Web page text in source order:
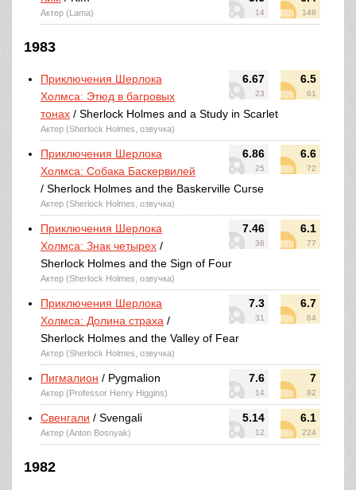
14 148
Актер (Lama)
1983
6.67
23
6.5
61
Приключения Шерлока
Холмса: Этюд в багровых
тонах / Sherlock Holmes and a Study in Scarlet
Актер (Sherlock Holmes, озвучка)
6.86
25
6.6
72
Приключения Шерлока
Холмса: Собака Баскервилей
/ Sherlock Holmes and the Baskerville Curse
Актер (Sherlock Holmes, озвучка)
7.46
36
6.1
77
Приключения Шерлока
Холмса: Знак четырех /
Sherlock Holmes and the Sign of Four
Актер (Sherlock Holmes, озвучка)
7.3
31
6.7
64
Приключения Шерлока
Холмса: Долина страха /
Sherlock Holmes and the Valley of Fear
Актер (Sherlock Holmes, озвучка)
7.6
14
7
92
Пигмалион / Pygmalion
Актер (Professor Henry Higgins)
5.14
12
6.1
224
Свенгали / Svengali
Актер (Anton Bosnyak)
1982